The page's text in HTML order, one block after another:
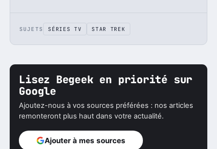
SUJETS SÉRIES TV STAR TREK
Lisez Begeek en priorité sur
Google
Ajoutez-nous à vos sources préférées : nos articles
remonteront plus haut dans votre actualité.
Ajouter à mes sources